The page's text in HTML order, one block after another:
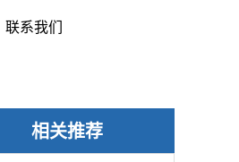
联系我们
相关推荐